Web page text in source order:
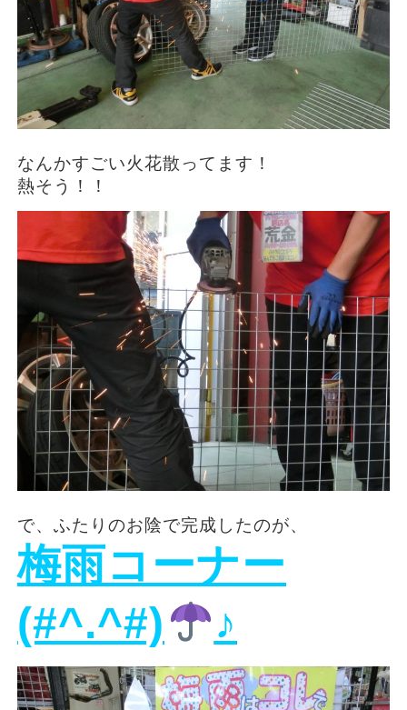
なんかすごい火花散ってます！
熱そう！！
で、ふたりのお陰で完成したのが、
梅雨コーナー
(#^.^#)
♪